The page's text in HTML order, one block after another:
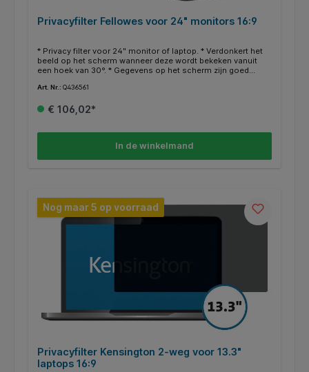
Privacyfilter Fellowes voor 24" monitors 16:9
* Privacy filter voor 24" monitor of laptop. * Verdonkert het
beeld op het scherm wanneer deze wordt bekeken vanuit
een hoek van 30°. * Gegevens op het scherm zijn goed
tegen vingerafdrukken of krassen. * Vermindert schittering
bevestigen en te verwijderen met de nieuw ontwikkelde
Art. Nr.: Q436561
€ 106,02*
In de winkelmand
Nog maar 5 op voorraad
Privacyfilter Kensington 2-weg voor 13.3"
laptops 16:9